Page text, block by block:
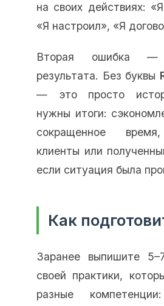
на своих действиях:
«Я настроил», «Я
Вторая ошибка —
результата. Без буквы
— это просто
нужны итоги:
сокращенное
клиенты или
если ситуация была
Как
Заранее выпишите
своей практики,
разные